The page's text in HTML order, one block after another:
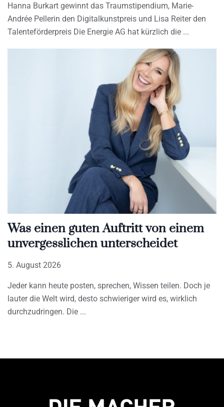
Hanna Burkart gewinnt das Traumstipendium, Marie-
Andrée Pellerin den Digitalkunstpreis und Lisa Reiter den
Talenteförderpreis Die Energie AG hat kürzlich die
Was einen guten Auftritt von einem
unvergesslichen unterscheidet
5. August 2026
Jeder kann heute posten, sprechen, Wissen teilen. Doch je
lauter die Welt wird, desto schwieriger wird es, wirklich
durchzudringen. Die